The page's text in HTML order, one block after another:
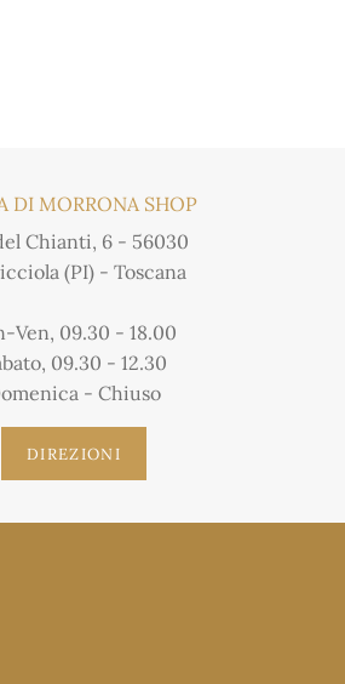
DI MORRONA SHOP
Chianti, 6 - 56030
(PI) - Toscana
Ven, 09.30 - 18.00
09.30 - 12.30
- Chiuso
DIREZIONI